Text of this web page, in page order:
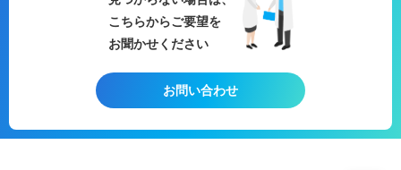
こちらからご要望を
お聞かせください
お問い合わせ